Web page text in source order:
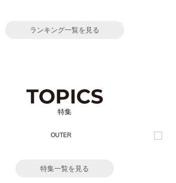
ランキング一覧を見る
特集
特集一覧を見る